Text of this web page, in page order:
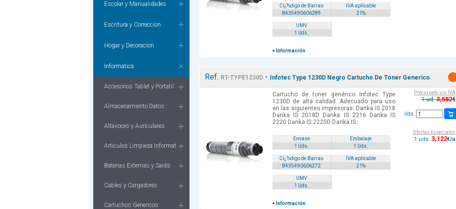
Escolar y Manualidades
Escritura y Correccion
Hogar y Decoracion
Informatica
Accesorios Tablet y Portatil
Almacenamiento Datos
Altavoces y Auriculares
Articulos Limpieza Informat.
Baterias Externas y Saids
Cables y Cargadores
Cartuchos Genericos
Cï¿½digo de Barras
IVA aplicable
8435490606289
21%
UMV
1 Uds.
+ Información
Ref. RT-TYPE1230D - Infotec Type 1230D Negro Cartucho De Toner Generico.
Cartucho de toner genérico Infotec Type
1230D de alta calidad. Adecuado para uso
en las siguientes impresoras: Danka IS 2018
Danka IS 2018D Danka IS 2216 Danka IS
2220 Danka IS 2220D Danka IS...
Envase
Embalaje
1 Uds.
1 Uds.
Cï¿½digo de Barras
IVA aplicable
8435490606272
21%
UMV
1 Uds.
+ Información
Precio neto sin IVA
1 ud.3,582€
Uds.
Ofertas especiales
1 uds. 3,122€/u